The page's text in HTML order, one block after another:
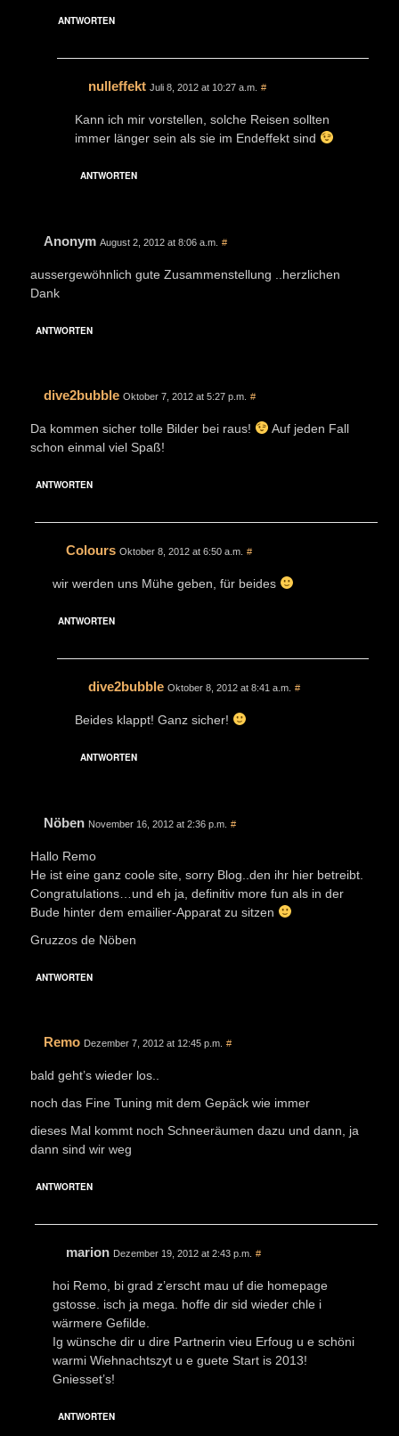
ANTWORTEN
nulleffekt Juli 8, 2012 at 10:27 a.m. #
Kann ich mir vorstellen, solche Reisen sollten
immer länger sein als sie im Endeffekt sind
ANTWORTEN
Anonym August 2, 2012 at 8:06 a.m. #
aussergewöhnlich gute Zusammenstellung ..herzlichen
Dank
ANTWORTEN
dive2bubble Oktober 7, 2012 at 5:27 p.m. #
Da kommen sicher tolle Bilder bei raus!
Auf jeden Fall
schon einmal viel Spaß!
ANTWORTEN
Colours Oktober 8, 2012 at 6:50 a.m. #
wir werden uns Mühe geben, für beides
ANTWORTEN
dive2bubble Oktober 8, 2012 at 8:41 a.m. #
Beides klappt! Ganz sicher!
ANTWORTEN
Nöben November 16, 2012 at 2:36 p.m. #
Hallo Remo
He ist eine ganz coole site, sorry Blog..den ihr hier betreibt.
Congratulations…und eh ja, definitiv more fun als in der
Bude hinter dem emailier-Apparat zu sitzen
Gruzzos de Nöben
ANTWORTEN
Remo Dezember 7, 2012 at 12:45 p.m. #
bald geht’s wieder los..
noch das Fine Tuning mit dem Gepäck wie immer
dieses Mal kommt noch Schneeräumen dazu und dann, ja
dann sind wir weg
ANTWORTEN
marion Dezember 19, 2012 at 2:43 p.m. #
hoi Remo, bi grad z’erscht mau uf die homepage
gstosse. isch ja mega. hoffe dir sid wieder chle i
wärmere Gefilde.
Ig wünsche dir u dire Partnerin vieu Erfoug u e schöni
warmi Wiehnachtszyt u e guete Start is 2013!
Gniesset’s!
ANTWORTEN